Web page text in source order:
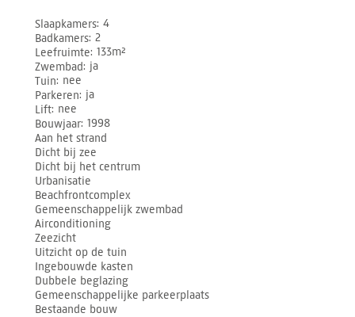
Slaapkamers 4
Badkamers 2
Leefruimte 133m²
Zwembad ja
Tuin nee
Parkeren ja
Lift nee
Bouwjaar 1998
Aan het strand
Dicht bij zee
Dicht bij het centrum
Urbanisatie
Beachfrontcomplex
Gemeenschappelijk zwembad
Airconditioning
Zeezicht
Uitzicht op de tuin
Ingebouwde kasten
Dubbele beglazing
Gemeenschappelijke parkeerplaats
Bestaande bouw